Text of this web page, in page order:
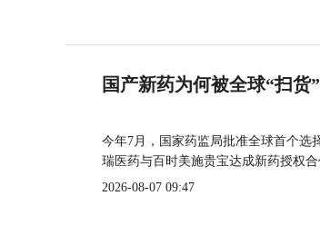
国产新药为何被全球“扫货”
今年7月，国家药监局批准全球首个选
瑞医药与百时美施贵宝达成新药授权
2026-08-07 09:47